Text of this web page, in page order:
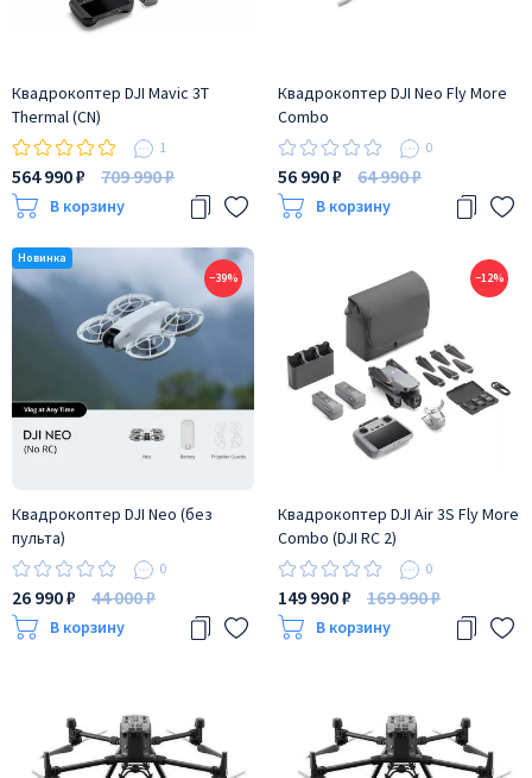
Квадрокоптер DJI Mavic 3T
Thermal (CN)
1
564 990 ₽ 709 990 ₽
В корзину
Квадрокоптер DJI Neo Fly More
Combo
0
56 990 ₽ 64 990 ₽
В корзину
−39%
Квадрокоптер DJI Neo (без
пульта)
0
26 990 ₽ 44 000 ₽
В корзину
−12%
Квадрокоптер DJI Air 3S Fly More
Combo (DJI RC 2)
0
149 990 ₽ 169 990 ₽
В корзину